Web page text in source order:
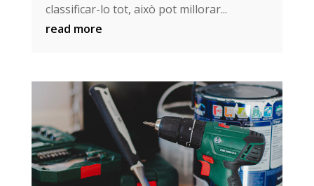
classificar-lo tot, això pot millorar...
read more